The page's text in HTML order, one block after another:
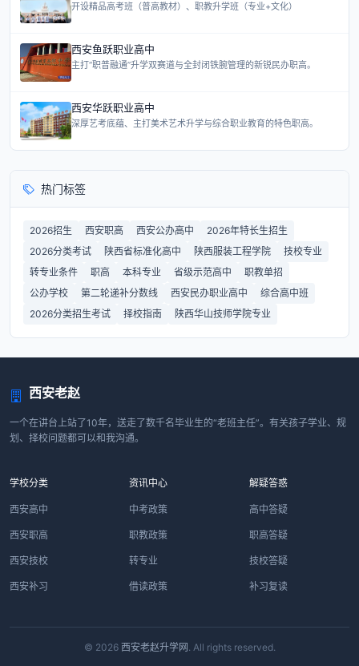
开设精品高考班（普高教材）、职教升学班（专业+文化）
西安鱼跃职业高中
主打“职普融通”升学双赛道与全封闭铁腕管理的新锐民办职高。
西安华跃职业高中
深厚艺考底蕴、主打美术艺术升学与综合职业教育的特色职高。
热门标签
2026招生 西安职高 西安公办高中
2026年特长生招生
2026分类考试
陕西省标准化高中 陕西服装工程学院
技校专业
转专业条件
职高 本科专业 省级示范高中
职教单招
公办学校
第二轮递补分数线 西安民办职业高中
综合高中班
2026分类招生考试
择校指南 陕西华山技师学院专业
西安老赵
一个在讲台上站了10年，送走了数千名毕业生的“老班主任”。有关孩子学业、规
划、择校问题都可以和我沟通。
学校分类
西安高中
西安职高
西安技校
西安补习
资讯中心
中考政策
职教政策
转专业
借读政策
解疑答惑
高中答疑
职高答疑
技校答疑
补习复读
© 2026 西安老赵升学网 . All rights reserved.